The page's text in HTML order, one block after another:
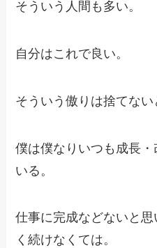
そういう人間も多い。
自分はこれで良い。
そういう傲りは捨てない
僕は僕なりいつも成長
いる。
仕事に完成などないと
く続けなくては。